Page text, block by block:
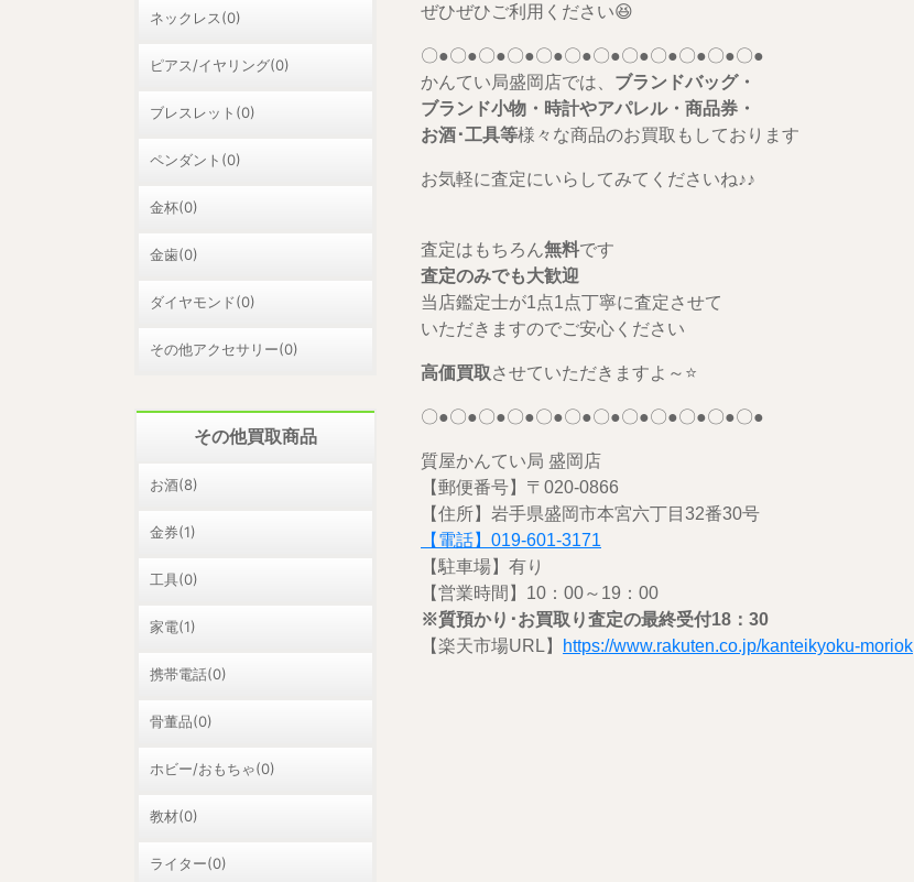
ぜひぜひご利用ください😆
〇●〇●〇●〇●〇●〇●〇●〇●〇●〇●〇●〇●
かんてい局盛岡店では、 ブランドバッグ・
ブランド小物・時計やアパレル・商品券・
お酒･工具等様々な商品のお買取もしております
お気軽に査定にいらしてみてくださいね♪♪
査定はもちろん無料です
査定のみでも大歓迎
当店鑑定士が1点1点丁寧に査定させて
いただきますのでご安心ください
高価買取させていただきますよ～⭐
〇●〇●〇●〇●〇●〇●〇●〇●〇●〇●〇●〇●
質屋かんてい局 盛岡店
【郵便番号】〒020-0866
【住所】岩手県盛岡市本宮六丁目32番30号
【電話】019-601-3171
【駐車場】有り
【営業時間】10：00～19：00
※質預かり･お買取り査定の最終受付18：30
【楽天市場URL】
https://www.rakuten.co.jp/kanteikyoku-moriok
ネックレス(0)
ピアス/イヤリング(0)
ブレスレット(0)
ペンダント(0)
金杯(0)
金歯(0)
ダイヤモンド(0)
その他アクセサリー(0)
その他買取商品
お酒(8)
金券(1)
工具(0)
家電(1)
携帯電話(0)
骨董品(0)
ホビー/おもちゃ(0)
教材(0)
ライター(0)